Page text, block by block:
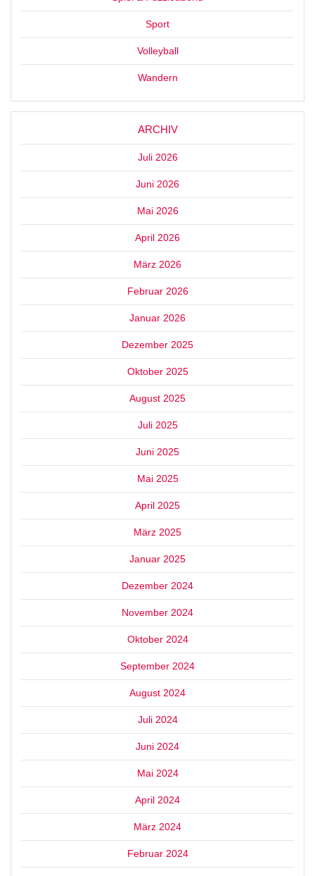
Sport
Volleyball
Wandern
ARCHIV
Juli 2026
Juni 2026
Mai 2026
April 2026
März 2026
Februar 2026
Januar 2026
Dezember 2025
Oktober 2025
August 2025
Juli 2025
Juni 2025
Mai 2025
April 2025
März 2025
Januar 2025
Dezember 2024
November 2024
Oktober 2024
September 2024
August 2024
Juli 2024
Juni 2024
Mai 2024
April 2024
März 2024
Februar 2024